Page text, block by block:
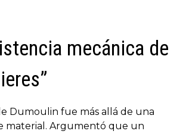
mecánica de
Dumoulin fue más allá de una
material. Argumentó que un